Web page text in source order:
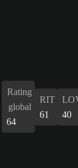
Rating
global
64
RIT
61
40